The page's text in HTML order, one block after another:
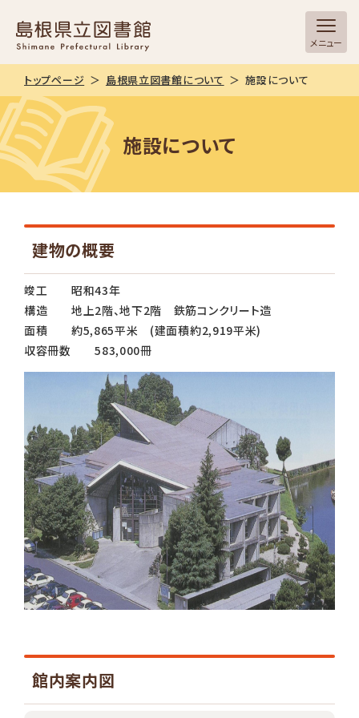
メニュー
トップページ 島根県立図書館について 施設について
施設について
建物の概要
竣工 昭和43年
構造 地上2階、地下2階 鉄筋コンクリート造
面積 約5,865平米 (建面積約2,919平米)
収容冊数 583,000冊
館内案内図